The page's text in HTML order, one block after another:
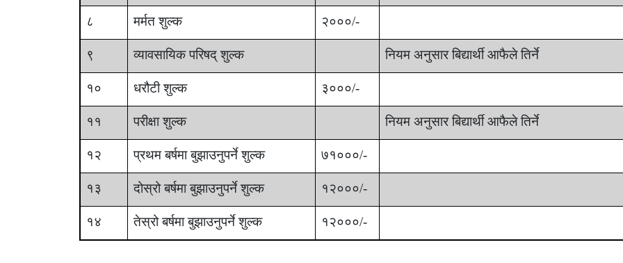
८ मर्मत शुल्क २०००/-
९ व्यावसायिक परिषद् शुल्क नियम अनुसारबिद्यार्थी आफैले तिर्ने
१० धरौटी शुल्क ३०००/-
११ परीक्षा शुल्क नियम अनुसारबिद्यार्थी आफैले तिर्ने
१२ प्रथम बर्षमा बुझाउनुपर्ने शुल्क ७१०००/-
१३ दोस्रो बर्षमा बुझाउनुपर्ने शुल्क १२०००/-
१४ तेस्रो बर्षमा बुझाउनुपर्ने शुल्क १२०००/-